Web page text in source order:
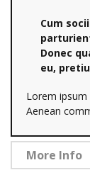
Cum
Donec
eu,
Lorem ipsum
Aenean
More Info